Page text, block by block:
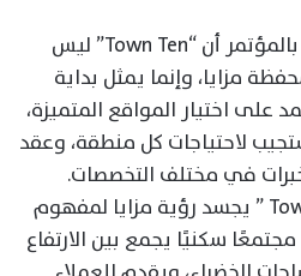
وأكد مصطفى خلال كلمته بالمؤتمر أن “Town Ten” ليس
مزايا، وإنما يمثل بداية
اختيار المواقع المتميزة،
لاحتياجات كل منطقة، وعقد
في مختلف التخصصات.
وأضاف أن مشروع ” Town Ten ” يجسد رؤية مزايا لمفهوم
سكنيًا يجمع بين الارتفاع